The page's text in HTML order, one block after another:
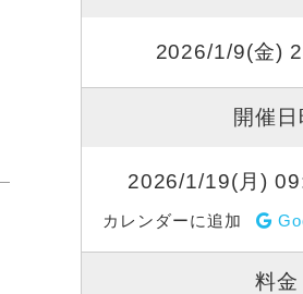
2026/1/9(金)
開催日
2026/1/19(月)
カレンダーに追加
料金